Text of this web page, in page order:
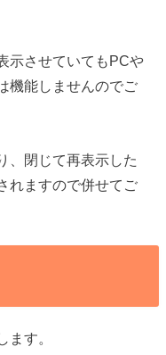
示させていてもPCや
機能しませんのでご
、閉じて再表示した
れますので併せてご
ます。